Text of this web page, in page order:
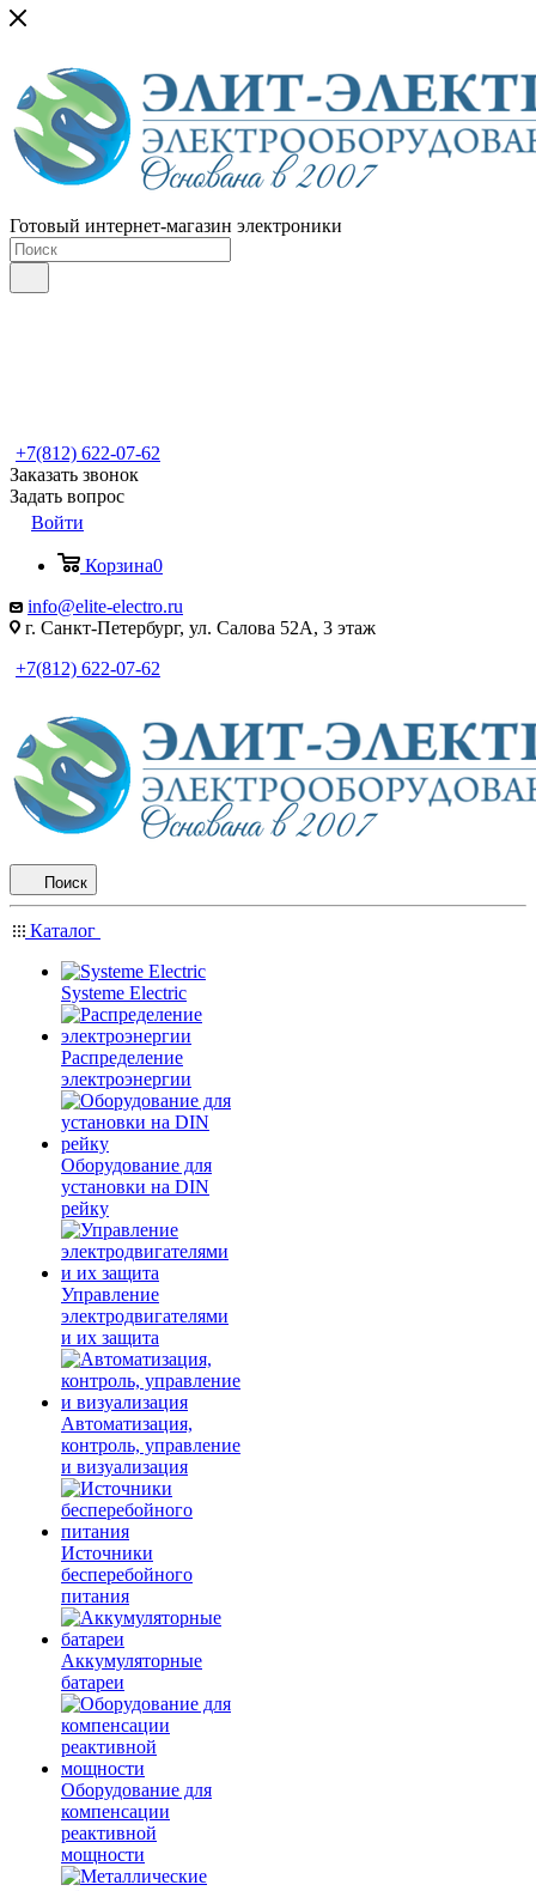
Готовый интернет-магазин электроники
+7(812) 622-07-62
Заказать звонок
Задать вопрос
Войти
Корзина0
info@elite-electro.ru
г. Санкт-Петербург, ул. Салова 52А, 3 этаж
+7(812) 622-07-62
Поиск
Каталог
Systeme Electric
Распределение
электроэнергии
Оборудование для
установки на DIN
рейку
Управление
электродвигателями
и их защита
Автоматизация,
контроль, управление
и визуализация
Источники
бесперебойного
питания
Аккумуляторные
батареи
Оборудование для
компенсации
реактивной
мощности